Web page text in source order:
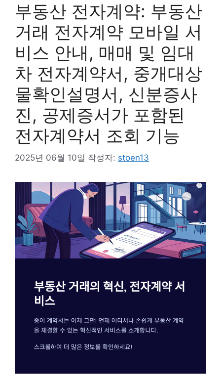
부동산 전자계약: 부동산
거래 전자계약 모바일 서
비스 안내, 매매 및 임대
차 전자계약서, 중개대상
물확인설명서, 신분증사
진, 공제증서가 포함된
전자계약서 조회 기능
2025년 06월 10일 작성자: stoen13